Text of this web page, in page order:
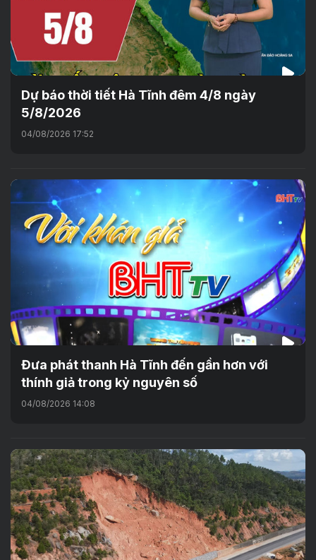
Dự báo thời tiết Hà Tĩnh đêm 4/8 ngày
5/8/2026
04/08/2026 17:52
Đưa phát thanh Hà Tĩnh đến gần hơn với
thính giả trong kỷ nguyên số
04/08/2026 14:08